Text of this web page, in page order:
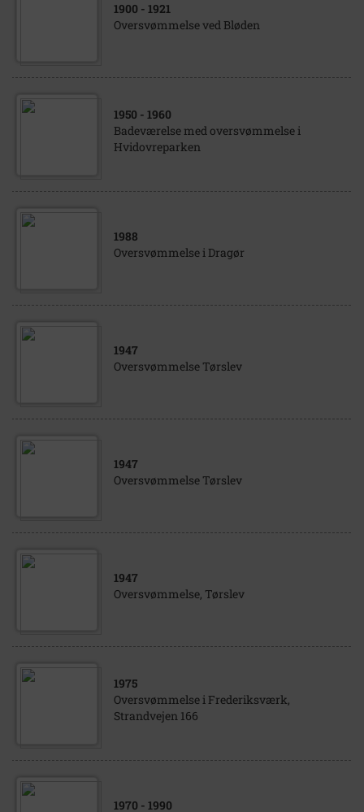
1900 - 1921
Oversvømmelse ved Bløden
1950 - 1960
Badeværelse med oversvømmelse i
Hvidovreparken
1988
Oversvømmelse i Dragør
1947
Oversvømmelse Tørslev
1947
Oversvømmelse Tørslev
1947
Oversvømmelse, Tørslev
1975
Oversvømmelse i Frederiksværk,
Strandvejen 166
1970 - 1990